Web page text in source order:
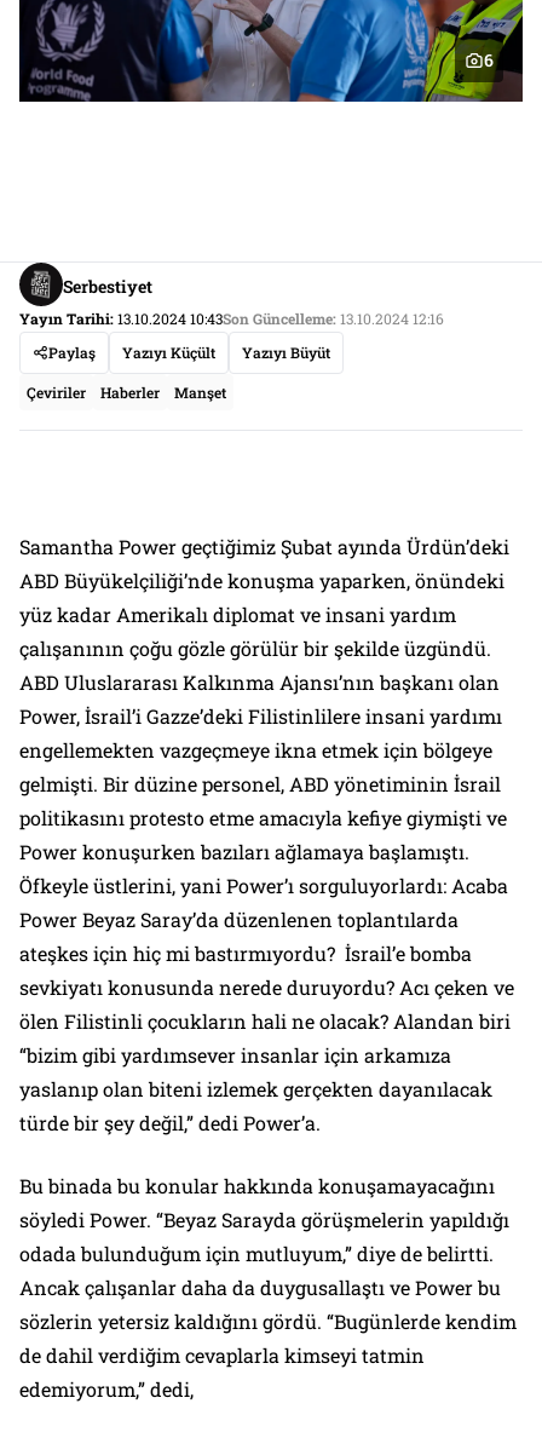
6
Serbestiyet
Yayın Tarihi:13.10.2024 10:43Son Güncelleme:13.10.2024 12:16
Paylaş
Yazıyı Küçült Yazıyı Büyüt
Çeviriler Haberler Manşet
Samantha Power geçtiğimiz Şubat ayında Ürdün’deki
ABD Büyükelçiliği’nde konuşma yaparken, önündeki
yüz kadar Amerikalı diplomat ve insani yardım
çalışanının çoğu gözle görülür bir şekilde üzgündü.
ABD Uluslararası Kalkınma Ajansı’nın başkanı olan
Power, İsrail’i Gazze’deki Filistinlilere insani yardımı
engellemekten vazgeçmeye ikna etmek için bölgeye
gelmişti. Bir düzine personel, ABD yönetiminin İsrail
politikasını protesto etme amacıyla kefiye giymişti ve
Power konuşurken bazıları ağlamaya başlamıştı.
Öfkeyle üstlerini, yani Power’ı sorguluyorlardı: Acaba
Power Beyaz Saray’da düzenlenen toplantılarda
ateşkes için hiç mi bastırmıyordu? İsrail’e bomba
sevkiyatı konusunda nerede duruyordu? Acı çeken ve
ölen Filistinli çocukların hali ne olacak? Alandan biri
“bizim gibi yardımsever insanlar için arkamıza
yaslanıp olan biteni izlemek gerçekten dayanılacak
türde bir şey değil,” dedi Power’a.
Bu binada bu konular hakkında konuşamayacağını
söyledi Power. “Beyaz Sarayda görüşmelerin yapıldığı
odada bulunduğum için mutluyum,” diye de belirtti.
Ancak çalışanlar daha da duygusallaştı ve Power bu
sözlerin yetersiz kaldığını gördü. “Bugünlerde kendim
de dahil verdiğim cevaplarla kimseyi tatmin
edemiyorum,” dedi,